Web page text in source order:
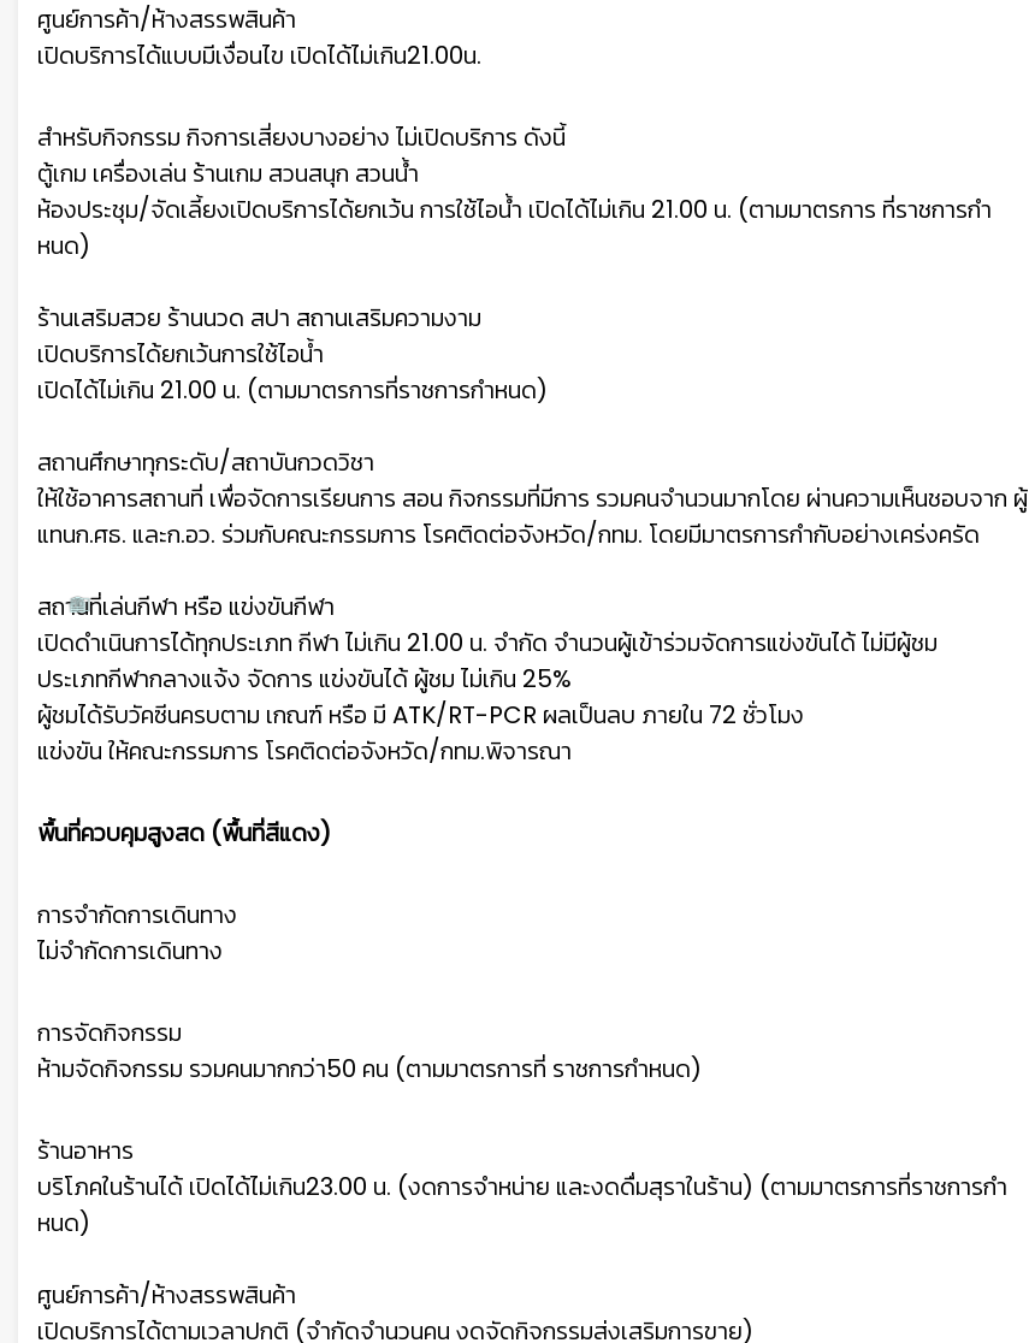
ศูนย์การค้า/ห้างสรรพสินค้า
เปิดบริการได้แบบมีเงื่อนไข เปิดได้ไม่เกิน21.00น.
สําหรับกิจกรรม กิจการเสี่ยงบางอย่าง ไม่เปิดบริการ ดังนี้
ตู้เกม เครื่องเล่น ร้านเกม สวนสนุก สวนน้ํา
ห้องประชุม/จัดเลี้ยงเปิดบริการได้ยกเว้น การใช้ไอน้ํา เปิดได้ไม่เกิน 21.00 น. (ตามมาตรการ ที่ราชการกํา
หนด)
ร้านเสริมสวย ร้านนวด สปา สถานเสริมความงาม
เปิดบริการได้ยกเว้นการใช้ไอน้ำ
เปิดได้ไม่เกิน 21.00 น. (ตามมาตรการที่ราชการกำหนด)
สถานศึกษาทุกระดับ/สถาบันกวดวิชา
ให้ใช้อาคารสถานที่ เพื่อจัดการเรียนการ สอน กิจกรรมที่มีการ รวมคนจํานวนมากโดย ผ่านความเห็นชอบจาก ผู้
แทนก.ศธ. และก.อว. ร่วมกับคณะกรรมการ โรคติดต่อจังหวัด/กทม. โดยมีมาตรการกํากับอย่างเคร่งครัด
สถานที่เล่นกีฬา หรือ แข่งขันกีฬา
เปิดดําเนินการได้ทุกประเภท กีฬา ไม่เกิน 21.00 น. จํากัด จํานวนผู้เข้าร่วมจัดการแข่งขันได้ ไม่มีผู้ชม
ประเภทกีฬากลางแจ้ง จัดการ แข่งขันได้ ผู้ชม ไม่เกิน 25%
ผู้ชมได้รับวัคซีนครบตาม เกณฑ์ หรือ มี ATK/RT-PCR ผลเป็นลบ ภายใน 72 ชั่วโมง
แข่งขัน ให้คณะกรรมการ โรคติดต่อจังหวัด/กทม.พิจารณา
พื้นที่ควบคุมสูงสด (พื้นที่สีแดง)
การจำกัดการเดินทาง
ไม่จํากัดการเดินทาง
การจัดกิจกรรม
ห้ามจัดกิจกรรม รวมคนมากกว่า50 คน (ตามมาตรการที่ ราชการกําหนด)
ร้านอาหาร
บริโภคในร้านได้ เปิดได้ไม่เกิน23.00 น. (งดการจําหน่าย และงดดื่มสุราในร้าน) (ตามมาตรการที่ราชการกํา
หนด)
ศูนย์การค้า/ห้างสรรพสินค้า
เปิดบริการได้ตามเวลาปกติ (จํากัดจํานวนคน งดจัดกิจกรรมส่งเสริมการขาย)